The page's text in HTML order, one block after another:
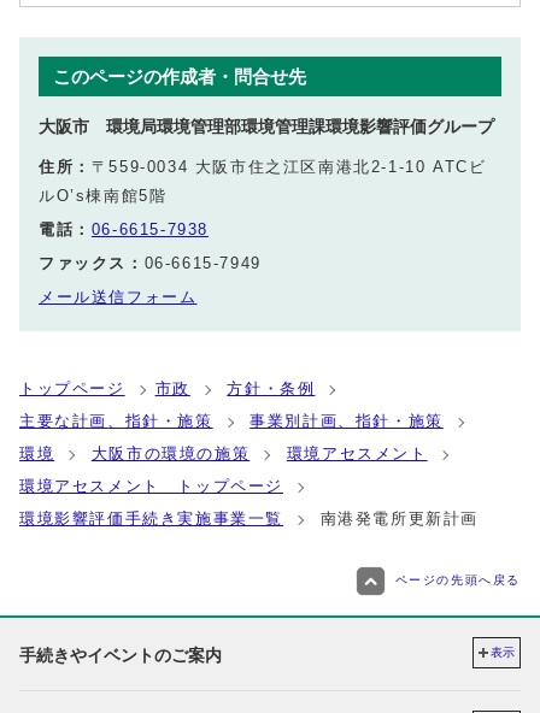
このページの作成者・問合せ先
大阪市 環境局環境管理部環境管理課環境影響評価グループ
住所： 〒559-0034 大阪市住之江区南港北2-1-10 ATCビ
ルO’s棟南館5階
電話： 06-6615-7938
ファックス： 06-6615-7949
メール送信フォーム
トップページ 市政
方針・条例
主要な計画、指針・施策
事業別計画、指針・施策
環境
大阪市の環境の施策
環境アセスメント
環境アセスメント トップページ
環境影響評価手続き実施事業一覧
南港発電所更新計画
ページの先頭へ戻る
手続きやイベントのご案内 表示